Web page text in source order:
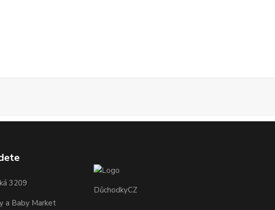
3209
a Baby Market
DůchodkyCZ